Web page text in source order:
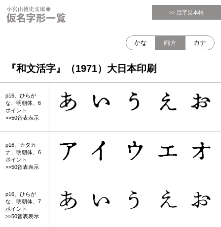
>> 活字見本帳
『和文活字』（1971）大日本印刷
かな 両方 カナ
p16、ひらが
な、明朝体、6
ポイント
>>50音表表示
p16、カタカ
ナ、明朝体、6
ポイント
>>50音表表示
p16、ひらが
な、明朝体、7
ポイント
>>50音表表示